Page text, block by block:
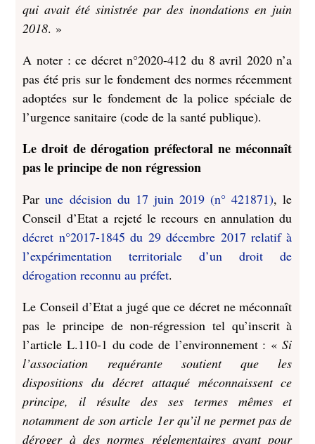
qui avait été sinistrée par des inondations en juin
2018. »
A noter : ce décret n°2020-412 du 8 avril 2020 n’a
pas été pris sur le fondement des normes récemment
adoptées sur le fondement de la police spéciale de
l’urgence sanitaire (code de la santé publique).
Le droit de dérogation préfectoral ne méconnaît
pas le principe de non régression
Parune décision du 17 juin 2019 (n° 421871), le
Conseil d’Etat a rejeté le recours en annulation du
décret n°2017-1845 du 29 décembre 2017 relatif à
l’expérimentation territoriale d’un droit de
dérogation reconnu au préfet.
Le Conseil d’Etat a jugé que ce décret ne méconnaît
pas le principe de non-régression tel qu’inscrit à
l’article L.110-1 du code de l’environnement : «Si
l’association requérante soutient que les
dispositions du décret attaqué méconnaissent ce
principe, il résulte des ses termes mêmes et
notamment de son article 1er qu’il ne permet pas de
déroger à des normes réglementaires ayant pour